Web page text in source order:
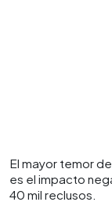
El mayor temor
es el impacto
40 mil reclusos.